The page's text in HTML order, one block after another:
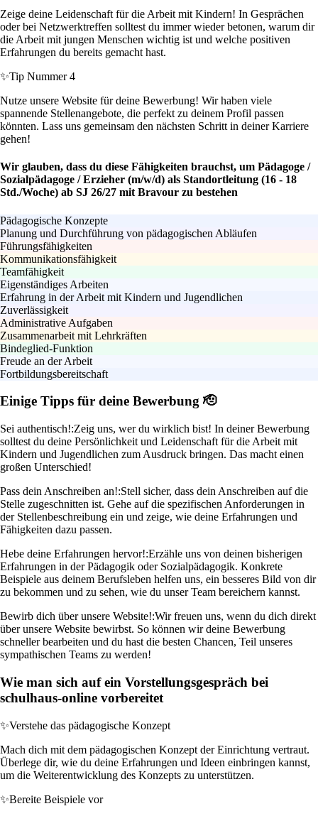
Zeige deine Leidenschaft für die Arbeit mit Kindern! In Gesprächen
oder bei Netzwerktreffen solltest du immer wieder betonen, warum dir
die Arbeit mit jungen Menschen wichtig ist und welche positiven
Erfahrungen du bereits gemacht hast.
✨Tip Nummer 4
Nutze unsere Website für deine Bewerbung! Wir haben viele
spannende Stellenangebote, die perfekt zu deinem Profil passen
könnten. Lass uns gemeinsam den nächsten Schritt in deiner Karriere
gehen!
Wir glauben, dass du diese Fähigkeiten brauchst, um Pädagoge /
Sozialpädagoge / Erzieher (m/w/d) als Standortleitung (16 - 18
Std./Woche) ab SJ 26/27 mit Bravour zu bestehen
Pädagogische Konzepte
Planung und Durchführung von pädagogischen Abläufen
Führungsfähigkeiten
Kommunikationsfähigkeit
Teamfähigkeit
Eigenständiges Arbeiten
Erfahrung in der Arbeit mit Kindern und Jugendlichen
Zuverlässigkeit
Administrative Aufgaben
Zusammenarbeit mit Lehrkräften
Bindeglied-Funktion
Freude an der Arbeit
Fortbildungsbereitschaft
Einige Tipps für deine Bewerbung 🫡
Sei authentisch!:Zeig uns, wer du wirklich bist! In deiner Bewerbung
solltest du deine Persönlichkeit und Leidenschaft für die Arbeit mit
Kindern und Jugendlichen zum Ausdruck bringen. Das macht einen
großen Unterschied!
Pass dein Anschreiben an!:Stell sicher, dass dein Anschreiben auf die
Stelle zugeschnitten ist. Gehe auf die spezifischen Anforderungen in
der Stellenbeschreibung ein und zeige, wie deine Erfahrungen und
Fähigkeiten dazu passen.
Hebe deine Erfahrungen hervor!:Erzähle uns von deinen bisherigen
Erfahrungen in der Pädagogik oder Sozialpädagogik. Konkrete
Beispiele aus deinem Berufsleben helfen uns, ein besseres Bild von dir
zu bekommen und zu sehen, wie du unser Team bereichern kannst.
Bewirb dich über unsere Website!:Wir freuen uns, wenn du dich direkt
über unsere Website bewirbst. So können wir deine Bewerbung
schneller bearbeiten und du hast die besten Chancen, Teil unseres
sympathischen Teams zu werden!
Wie man sich auf ein Vorstellungsgespräch bei
schulhaus-online vorbereitet
✨Verstehe das pädagogische Konzept
Mach dich mit dem pädagogischen Konzept der Einrichtung vertraut.
Überlege dir, wie du deine Erfahrungen und Ideen einbringen kannst,
um die Weiterentwicklung des Konzepts zu unterstützen.
✨Bereite Beispiele vor